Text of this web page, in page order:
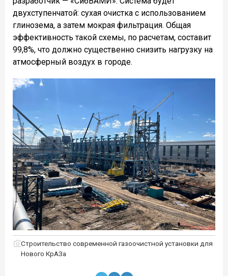
двухступенчатой: сухая очистка с использованием
глинозема, а затем мокрая фильтрация. Общая
эффективность такой схемы, по расчетам, составит
99,8%, что должно существенно снизить нагрузку на
атмосферный воздух в городе.
Строительство современной газоочистной установки для
Нового КрАЗа
❮ ❯